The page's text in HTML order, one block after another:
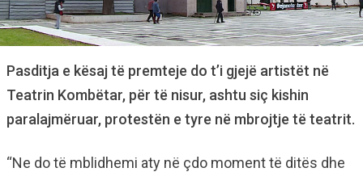
Pasditja e kësaj të premteje do t’i gjejë artistët në
Teatrin Kombëtar, për të nisur, ashtu siç kishin
paralajmëruar, protestën e tyre në mbrojtje të teatrit.
“Ne do të mblidhemi aty në çdo moment të ditës dhe